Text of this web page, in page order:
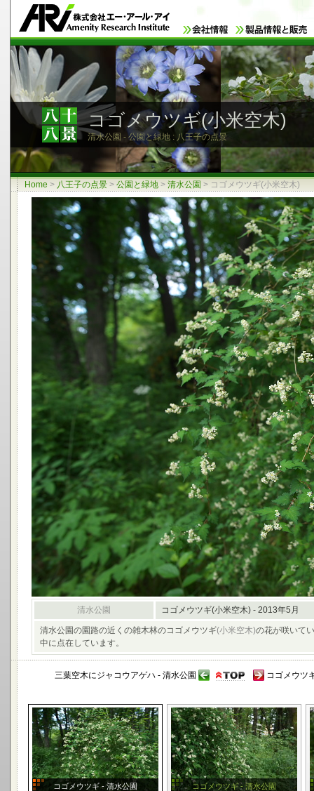
コゴメウツギ(小米空木)
清水公園 - 公園と緑地 : 八王子の点景
Home > 八王子の点景 > 公園と緑地 > 清水公園 > コゴメウツギ(小米空木)
清水公園 コゴメウツギ(小米空木) - 2013年5月
清水公園の園路の近くの雑木林のコゴメウツギ(小米空木)の花が咲いて
中に点在しています。
三葉空木にジャコウアゲハ - 清水公園 コゴメウツ
コゴメウツギ - 清水公園 コゴメウツギ - 清水公園